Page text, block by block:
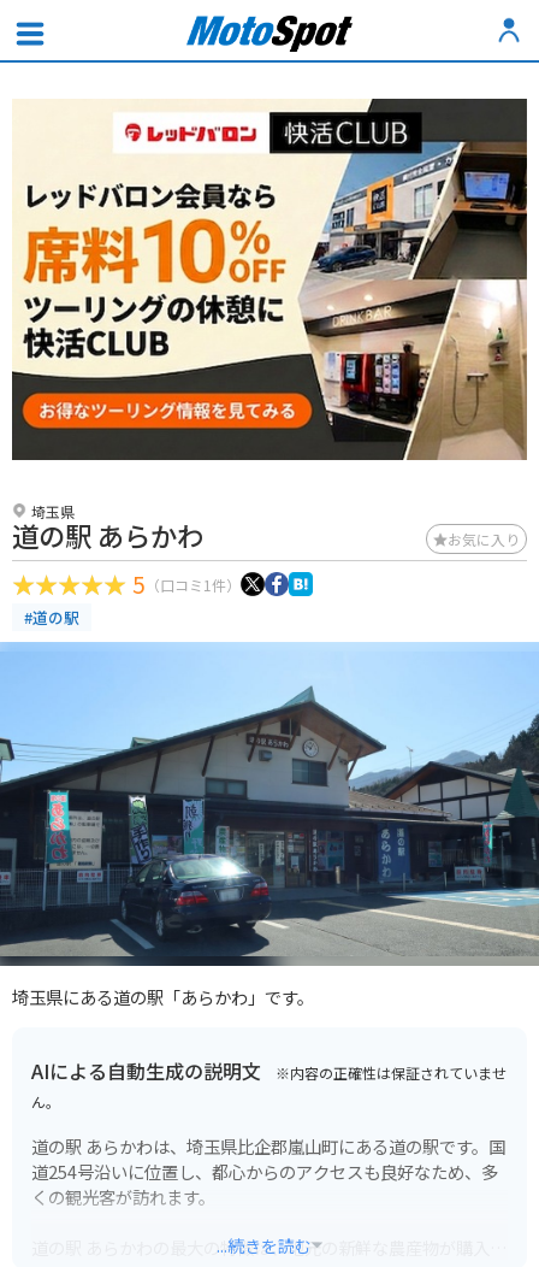
埼玉県
道の駅 あらかわ お気に入り
5 （口コミ1件）
#道の駅
埼玉県にある道の駅「あらかわ」です。
AIによる自動生成の説明文 ※内容の正確性は保証されていませ
ん。
道の駅 あらかわは、埼玉県比企郡嵐山町にある道の駅です。国
道254号沿いに位置し、都心からのアクセスも良好なため、多
くの観光客が訪れます。
道の駅 あらかわの最大の特徴は、地元の新鮮な農産物が購入で
...続きを読む